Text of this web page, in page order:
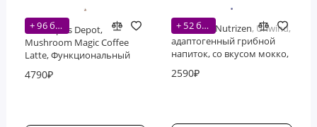
+ 96 бонусов
Nootropics Depot,
Mushroom Magic Coffee
Latte, Функциональный
порций
4790₽
+ 52 бонусов
Nutricost, Nutrizen, Unwind,
адаптогенный грибной
напиток, со вкусом мокко,
2590₽